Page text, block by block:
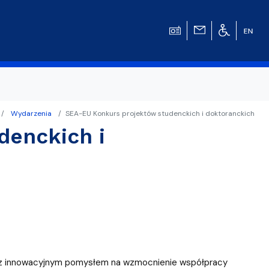
Wydarzenia SEA-EU Konkurs projektów studenckich i doktoranckich
i
pomysłem na wzmocnienie współpracy